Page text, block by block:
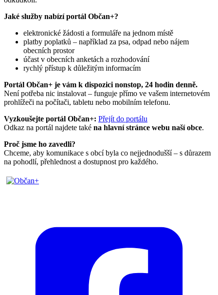
Jaké služby nabízí portál Občan+?
elektronické žádosti a formuláře na jednom místě
platby poplatků – například za psa, odpad nebo nájem
obecních prostor
účast v obecních anketách a rozhodování
rychlý přístup k důležitým informacím
Portál Občan+ je vám k dispozici nonstop, 24 hodin denně.
Není potřeba nic instalovat – funguje přímo ve vašem internetovém
prohlížeči na počítači, tabletu nebo mobilním telefonu.
Vyzkoušejte portál Občan+: Přejít do portálu
Odkaz na portál najdete také na hlavní stránce webu naší obce.
Proč jsme ho zavedli?
Chceme, aby komunikace s obcí byla co nejjednodušší – s důrazem
na pohodlí, přehlednost a dostupnost pro každého.